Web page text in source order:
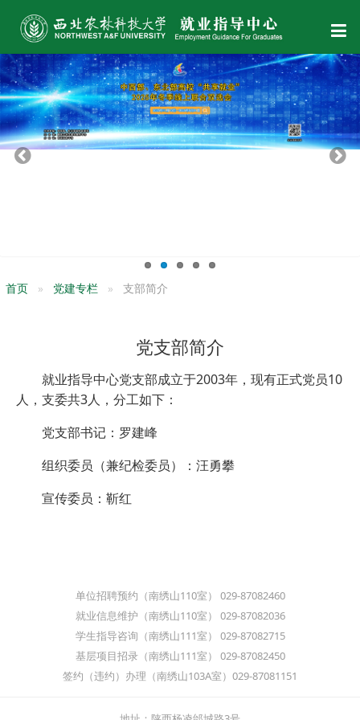
首页 党建专栏 支部简介
党支部简介
就业指导中心党支部成立于2003年，现有正式党员10
人，支委共3人，分工如下：
党支部书记：罗建峰
组织委员（兼纪检委员）：汪勇攀
宣传委员：靳红
单位招聘预约（南绣山110室） 029-87082460
就业信息维护（南绣山110室） 029-87082036
学生指导咨询（南绣山111室） 029-87082715
基层项目招录（南绣山111室） 029-87082450
签约（违约）办理（南绣山103A室）029-87081151